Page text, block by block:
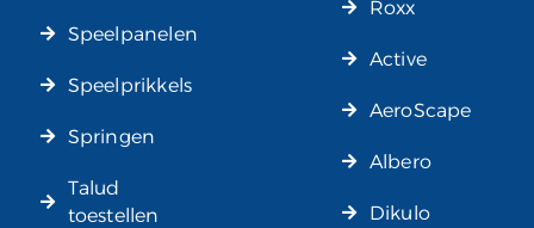
Speelpanelen
Speelprikkels
Springen
Talud
toestellen
Roxx
Active
AeroScape
Albero
Dikulo